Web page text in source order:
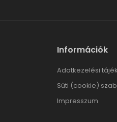
Információk
Adatkezelési
Süti (cookie)
Impresszum